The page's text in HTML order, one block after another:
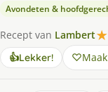
Avondeten &
Recept van Lambert
👍Lekker!